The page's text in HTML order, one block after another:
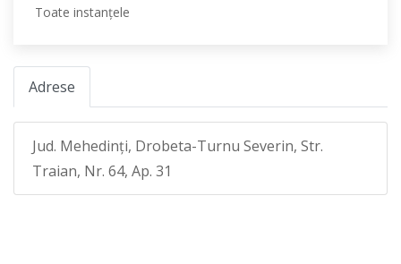
Toate instanţele
Adrese
Jud. Mehedinţi, Drobeta-Turnu Severin, Str.
Traian, Nr. 64, Ap. 31